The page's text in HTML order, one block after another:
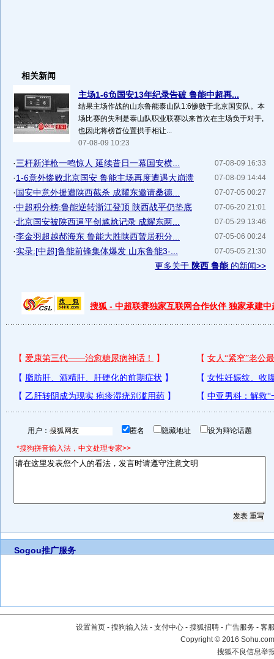
相关新闻
主场1-6负国安13年纪录告破 鲁能中超再...
结果主场作战的山东鲁能泰山队1:6惨败于北京国安队。本
场比赛的失利是泰山队职业联赛以来首次在主场负于对手,
也因此将榜首位置拱手相让...
07-08-09 10:23
07-08-09 16:33
·三杆新洋枪一鸣惊人 延续昔日一幕国安横...
07-08-09 14:44
·1-6意外惨败北京国安 鲁能主场再度遭遇大崩溃
07-07-05 00:27
·国安中意外援遭陕西截杀 成耀东邀请桑德...
07-06-20 21:01
·中超积分榜:鲁能逆转浙江登顶 陕西战平仍垫底
07-05-29 13:46
·北京国安被陕西逼平创尴尬记录 成耀东两...
07-05-06 00:24
·李金羽超越郝海东 鲁能大胜陕西暂居积分...
07-05-05 21:30
·实录:[中超]鲁能前锋集体爆发 山东鲁能3-...
更多关于 陕西 鲁能的新闻>>
搜狐 - 中超联赛独家互联网合作伙伴 独家承建中
用户： 匿名 隐藏地址 设为辩论话题
*搜狗拼音输入法，中文处理专家>>
Sogou推广服务
设置首页 - 搜狗输入法 - 支付中心 - 搜狐招聘 - 广告服务 - 客
Copyright©2016
搜狐不良信息举